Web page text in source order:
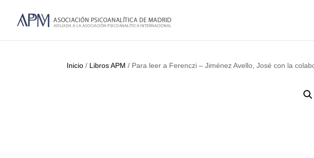
Inicio / Libros APM / Para leer a Ferenczi – Jiménez Avello, José con la